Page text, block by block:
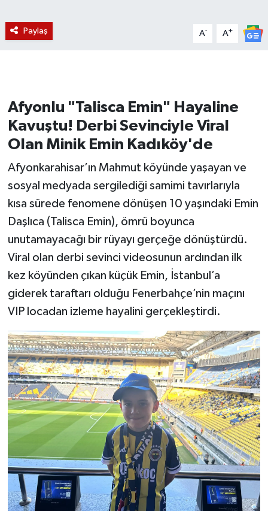
Paylaş A- A+
Afyonlu "Talisca Emin" Hayaline
Kavuştu! Derbi Sevinciyle Viral
Olan Minik Emin Kadıköy'de
Afyonkarahisar’ın Mahmut köyünde yaşayan ve
sosyal medyada sergilediği samimi tavırlarıyla
kısa sürede fenomene dönüşen 10 yaşındaki Emin
Daşlıca (Talisca Emin), ömrü boyunca
unutamayacağı bir rüyayı gerçeğe dönüştürdü.
Viral olan derbi sevinci videosunun ardından ilk
kez köyünden çıkan küçük Emin, İstanbul’a
giderek taraftarı olduğu Fenerbahçe’nin maçını
VIP locadan izleme hayalini gerçekleştirdi.